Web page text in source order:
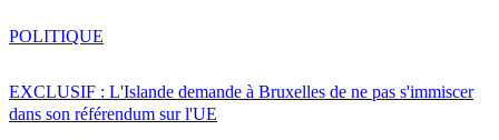
EXCLUSIF : L'Islande demande à Bruxelles de ne pas s'immiscer
dans son référendum sur l'UE
POLITIQUE